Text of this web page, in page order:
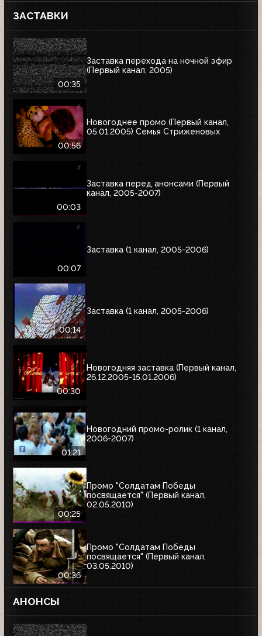
ЗАСТАВКИ
00:35
Заставка перехода на ночной эфир
(Первый канал, 2005)
00:56
Новогоднее промо (Первый канал,
05.01.2005) Семья Стриженовых
00:03
Заставка перед анонсами (Первый
канал, 2005-2007)
00:07
Заставка (1 канал, 2005-2006)
00:14
Заставка (1 канал, 2005-2006)
00:30
Новогодняя заставка (Первый канал,
26.12.2005-15.01.2006)
01:21
Новогодний промо-ролик (1 канал,
2006-2007)
00:25
Промо "Солдатам Победы
посвящается" (Первый канал,
02.05.2010)
00:36
Промо "Солдатам Победы
посвящается" (Первый канал,
03.05.2010)
АНОНСЫ